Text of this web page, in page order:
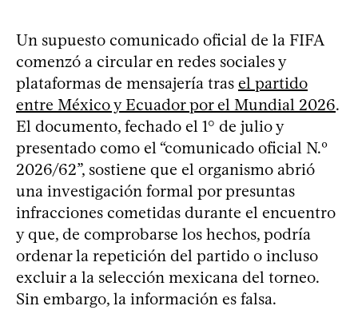
Un supuesto comunicado oficial de la FIFA
comenzó a circular en redes sociales y
plataformas de mensajería tras el partido
entre México y Ecuador por el Mundial 2026.
El documento, fechado el 1° de julio y
presentado como el “comunicado oficial N.º
2026/62”, sostiene que el organismo abrió
una investigación formal por presuntas
infracciones cometidas durante el encuentro
y que, de comprobarse los hechos, podría
ordenar la repetición del partido o incluso
excluir a la selección mexicana del torneo.
Sin embargo, la información es falsa.